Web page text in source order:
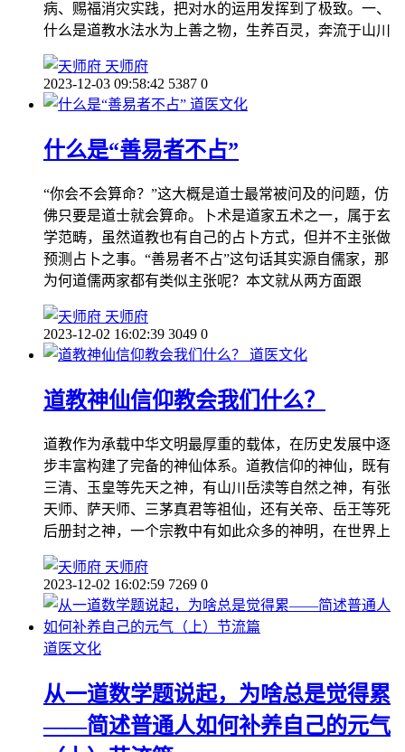
病、赐福消灾实践，把对水的运用发挥到了极致。一、
什么是道教水法水为上善之物，生养百灵，奔流于山川
天师府
2023-12-03 09:58:42 5387 0
道医文化
什么是“善易者不占”
“你会不会算命？”这大概是道士最常被问及的问题，仿
佛只要是道士就会算命。卜术是道家五术之一，属于玄
学范畴，虽然道教也有自己的占卜方式，但并不主张做
预测占卜之事。“善易者不占”这句话其实源自儒家，那
为何道儒两家都有类似主张呢？本文就从两方面跟
天师府
2023-12-02 16:02:39 3049 0
道医文化
道教神仙信仰教会我们什么？
道教作为承载中华文明最厚重的载体，在历史发展中逐
步丰富构建了完备的神仙体系。道教信仰的神仙，既有
三清、玉皇等先天之神，有山川岳渎等自然之神，有张
天师、萨天师、三茅真君等祖仙，还有关帝、岳王等死
后册封之神，一个宗教中有如此众多的神明，在世界上
天师府
2023-12-02 16:02:59 7269 0
道医文化
从一道数学题说起，为啥总是觉得累
——简述普通人如何补养自己的元气